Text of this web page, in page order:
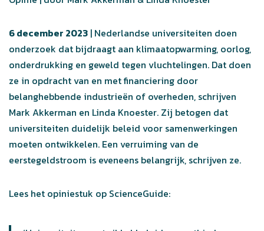
6 december 2023 | Nederlandse universiteiten doen
onderzoek dat bijdraagt aan klimaatopwarming, oorlog,
onderdrukking en geweld tegen vluchtelingen. Dat doen
ze in opdracht van en met financiering door
belanghebbende industrieën of overheden, schrijven
Mark Akkerman en Linda Knoester. Zij betogen dat
universiteiten duidelijk beleid voor samenwerkingen
moeten ontwikkelen. Een verruiming van de
eerstegeldstroom is eveneens belangrijk, schrijven ze.
Lees het opiniestuk op ScienceGuide: